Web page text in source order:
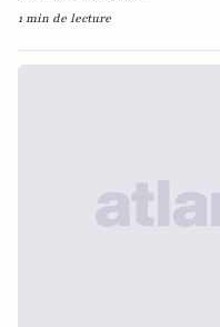
1 min de lecture